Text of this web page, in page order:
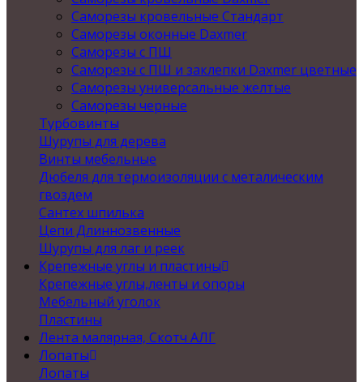
Саморезы кровельные Стандарт
Саморезы оконные Daxmer
Саморезы с ПШ
Саморезы с ПШ и заклепки Daxmer цветные
Саморезы универсальные желтые
Саморезы черные
Турбовинты
Шурупы для дерева
Винты мебельные
Дюбеля для термоизоляции с металическим
гвоздем
Сантех шпилька
Цепи Длиннозвенные
Шурупы для лаг и реек
Крепежные углы и пластины
Крепежные углы,ленты и опоры
Мебельный уголок
Пластины
Лента малярная, Скотч АЛГ
Лопаты
Лопаты